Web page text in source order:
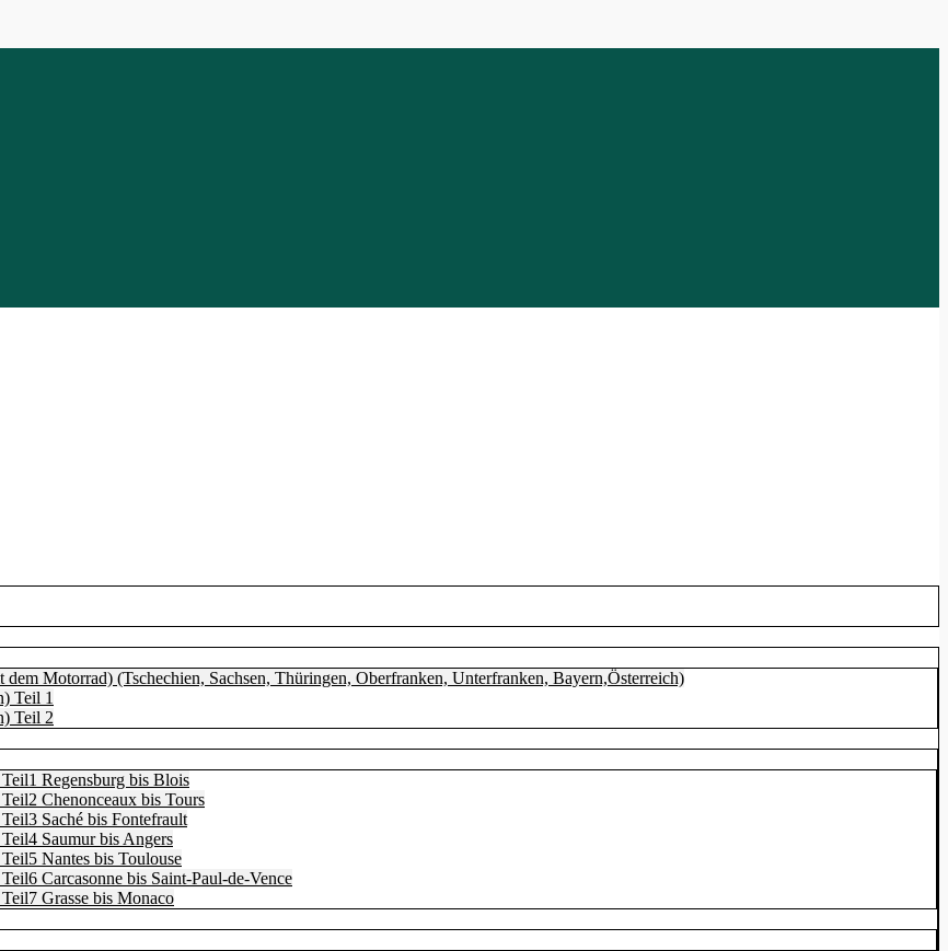
Motorrad) (Tschechien, Sachsen, Thüringen, Oberfranken, Unterfranken, Bayern,Österreich)
Teil 1
Teil 2
Regensburg bis Blois
Chenonceaux bis Tours
Saché bis Fontefrault
Saumur bis Angers
Nantes bis Toulouse
Carcasonne bis Saint-Paul-de-Vence
Grasse bis Monaco